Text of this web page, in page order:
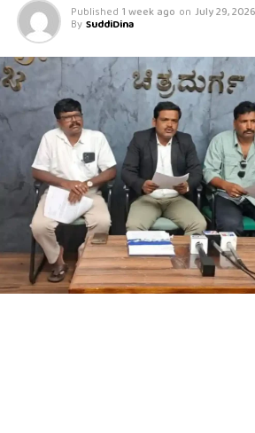
Published 1 week ago on July 29, 2026
By SuddiDina